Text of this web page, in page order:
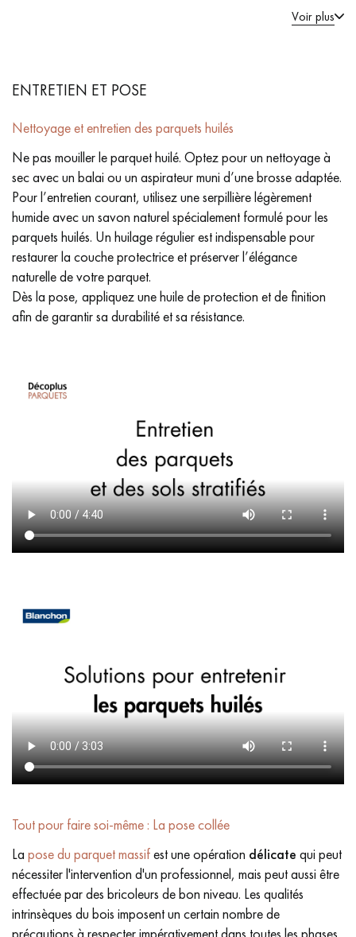
Voir plus
ENTRETIEN ET POSE
Nettoyage et entretien des parquets huilés
Ne pas mouiller le parquet huilé. Optez pour un nettoyage à
sec avec un balai ou un aspirateur muni d’une brosse adaptée.
Pour l’entretien courant, utilisez une serpillière légèrement
humide avec un savon naturel spécialement formulé pour les
parquets huilés. Un huilage régulier est indispensable pour
restaurer la couche protectrice et préserver l’élégance
naturelle de votre parquet.
Dès la pose, appliquez une huile de protection et de finition
afin de garantir sa durabilité et sa résistance.
Tout pour faire soi-même : La pose collée
La pose du parquet massifest une opération délicate qui peut
nécessiter l'intervention d'un professionnel, mais peut aussi être
effectuée par des bricoleurs de bon niveau. Les qualités
intrinsèques du bois imposent un certain nombre de